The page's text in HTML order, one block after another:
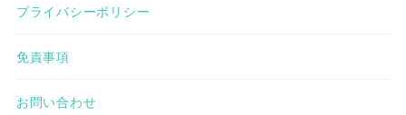
プライバシーポリシー
免責事項
お問い合わせ